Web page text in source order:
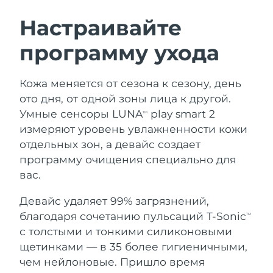
Настраивайте
программу ухода
Кожа меняется от сезона к сезону, день
ото дня, от одной зоны лица к другой.
Умные сенсоры LUNATM
play smart 2
измеряют уровень увлажненности кожи
отдельных зон, а девайс создает
программу очищения специально для
вас.
Девайс удаляет 99% загрязнений,
благодаря сочетанию пульсаций T-SonicTM
с толстыми и тонкими силиконовыми
щетинками — в 35 более гигиеничными,
чем нейлоновые. Пришло время
LUNA™ 4 набор
Anti-aging massage
LUNA™ 4 Plus
LUNA™ 4 Men
For men, anti-aging massage
BEAR™ 2 набор
Microcurrent toning
BEAR™ 2 go
BEAR™ 2 eyes & lips
Microcurrent line smoothing device
Увлажнение
UFO™ 3 набор
UFO™ 3 LED
Near-infrared and red light therapy
device
Забота о полости рта
issa™ 4
issa™ 4 plus
Smart hybrid silicone sonic toothbrush
Омоложение LED-процедуры
NEW
Австралия
Ожидаемая дата доставки
Ожидаемая дата доставки
11/8/26
Бахрейн
Ожидаемая дата доставки
12/8/26
Бельгия
Ожидаемая дата доставки
Бермудские о-ва
Ожидаемая дата доставки
Босния и
Герцеговина
Ожидаемая дата доставки
14/8/26